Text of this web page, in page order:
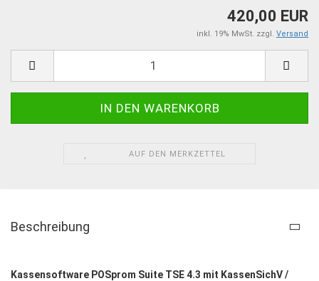
420,00 EUR
inkl. 19% MwSt. zzgl. Versand
AUF DEN MERKZETTEL
Beschreibung
Kassensoftware POSprom Suite TSE 4.3 mit KassenSichV /